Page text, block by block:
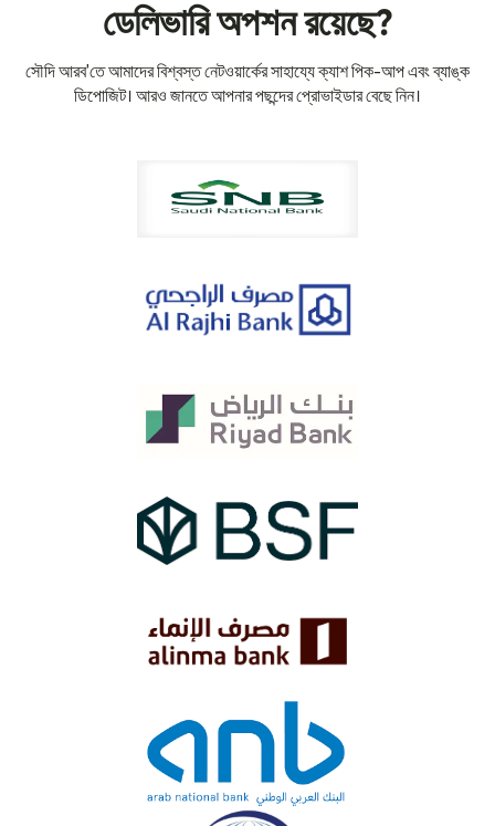
ডেলিভারি অপশন রয়েছে?
সৌদি আরব'তে আমাদের বিশ্বস্ত নেটওয়ার্কের সাহায্যে ক্যাশ পিক-আপ এবং ব্যাঙ্ক
ডিপোজিট। আরও জানতে আপনার পছন্দের প্রোভাইডার বেছে নিন।